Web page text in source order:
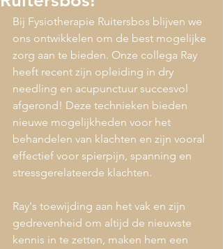
Bij Fysiotherapie Ruitersbos blijven we
ons ontwikkelen om de best mogelijke
zorg aan te bieden. Onze collega Ray
heeft recent zijn opleiding in dry
needling en acupunctuur succesvol
afgerond! Deze technieken bieden
nieuwe mogelijkheden voor het
behandelen van klachten en zijn vooral
effectief voor spierpijn, spanning en
stressgerelateerde klachten.
Ray's toewijding aan het vak en zijn
gedrevenheid om altijd de nieuwste
kennis in te zetten, maken hem een